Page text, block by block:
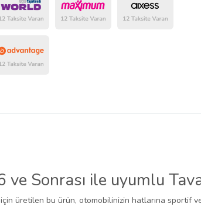
Sonrası ile uyumlu
üretilen bu ürün, otomobilinizin hatlarına sportif